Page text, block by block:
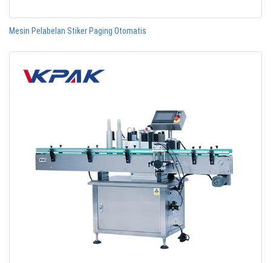
Mesin Pelabelan Stiker Paging Otomatis